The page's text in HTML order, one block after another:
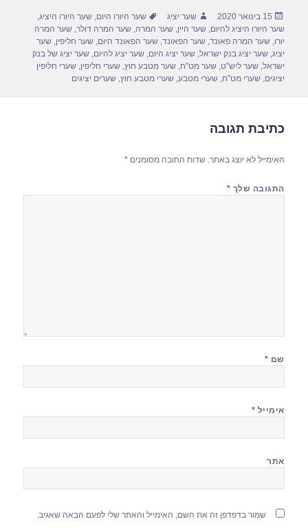
פורסם
בתאריך
15 בינואר 2020 מחבר
שער יציג תגיות
שער היורו היום,שער היורו היציג,
שער היורו היציג להיום,שער היין,שער המרה,שער המרה דולר,שער המרה
יורו,שער המרה פאונד,שער הפאונד,שער הפאונד היום,שער חליפין,שער
יציג,שער יציג בנק ישראל,שער יציג היום,שער יציג להיום,שער יציג של בנק
ישראל,שער ליש"ט,שער מט"ח,שער מטבע חוץ,שערי חליפין,שערי חליפין
יציגים,שערי מט"ח,שערי מטבע,שערי מטבע חוץ,שערים יציגים
כתיבת תגובה
האימייל לא יוצג באתר. שדות החובה מסומנים*
התגובה שלך *
שם *
אימייל *
אתר
שמור בדפדפן זה את השם, האימייל והאתר שלי לפעם הבאה שאגיב.